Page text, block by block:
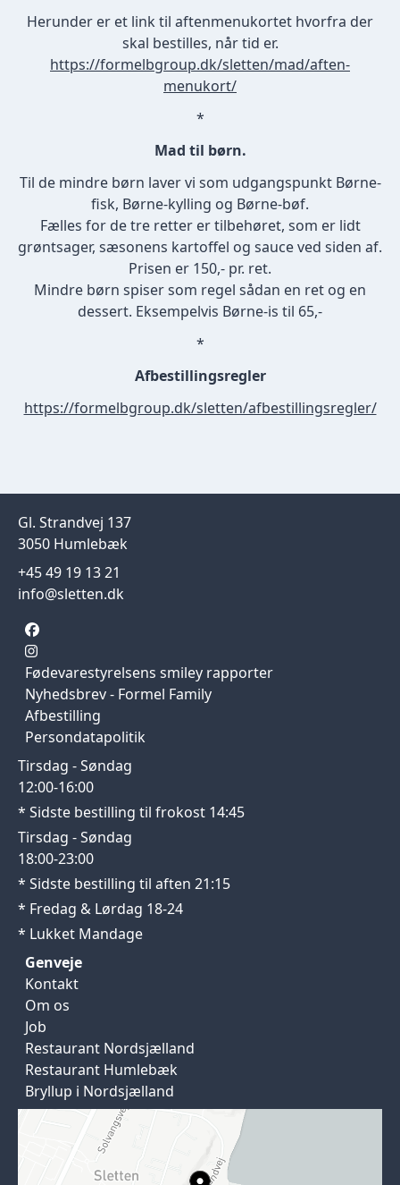
Herunder er et link til aftenmenukortet hvorfra der
skal bestilles, når tid er.
https://formelbgroup.dk/sletten/mad/aften-
menukort/
*
Mad til børn.
Til de mindre børn laver vi som udgangspunkt Børne-
fisk, Børne-kylling og Børne-bøf.
Fælles for de tre retter er tilbehøret, som er lidt
grøntsager, sæsonens kartoffel og sauce ved siden af.
Prisen er 150,- pr. ret.
Mindre børn spiser som regel sådan en ret og en
dessert. Eksempelvis Børne-is til 65,-
*
Afbestillingsregler
https://formelbgroup.dk/sletten/afbestillingsregler/
Gl. Strandvej 137
3050 Humlebæk
+45 49 19 13 21
info@sletten.dk
Fødevarestyrelsens smiley rapporter
Nyhedsbrev - Formel Family
Afbestilling
Persondatapolitik
Tirsdag - Søndag
12:00-16:00
* Sidste bestilling til frokost 14:45
Tirsdag - Søndag
18:00-23:00
* Sidste bestilling til aften 21:15
* Fredag & Lørdag 18-24
* Lukket Mandage
Genveje
Kontakt
Om os
Job
Restaurant Nordsjælland
Restaurant Humlebæk
Bryllup i Nordsjælland